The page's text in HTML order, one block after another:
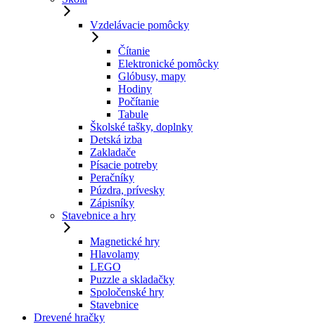
Vzdelávacie pomôcky
Čítanie
Elektronické pomôcky
Glóbusy, mapy
Hodiny
Počítanie
Tabule
Školské tašky, doplnky
Detská izba
Zakladače
Písacie potreby
Peračníky
Púzdra, prívesky
Zápisníky
Stavebnice a hry
Magnetické hry
Hlavolamy
LEGO
Puzzle a skladačky
Spoločenské hry
Stavebnice
Drevené hračky